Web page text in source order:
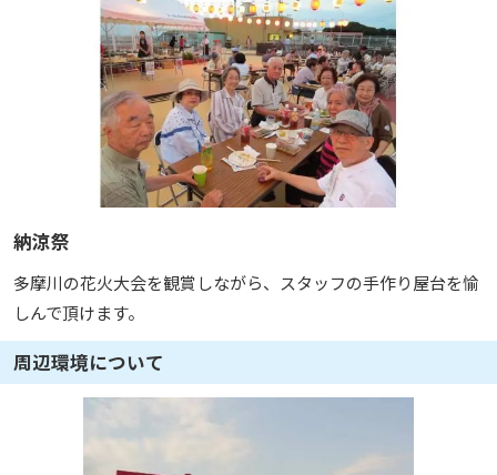
納涼祭
多摩川の花火大会を観賞しながら、スタッフの手作り屋台を愉
しんで頂けます。
周辺環境について